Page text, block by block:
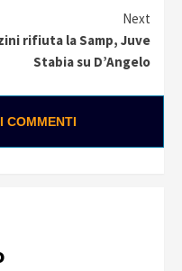
Next
rifiuta la Samp, Juve
Stabia su D’Angelo
COMMENTI